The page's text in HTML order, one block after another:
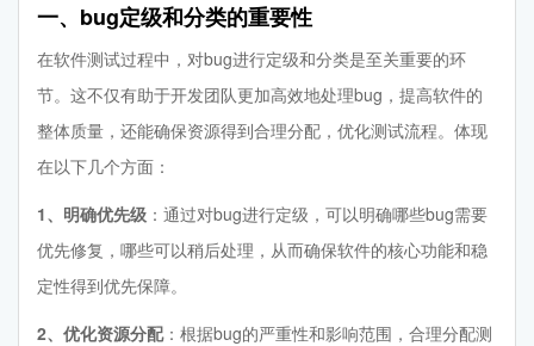
一、bug定级和分类的重要性
在软件测试过程中，对bug进行定级和分类是至关重要的环
节。这不仅有助于开发团队更加高效地处理bug，提高软件的
整体质量，还能确保资源得到合理分配，优化测试流程。体现
在以下几个方面：
1、明确优先级 ：通过对bug进行定级，可以明确哪些bug需要
优先修复，哪些可以稍后处理，从而确保软件的核心功能和稳
定性得到优先保障。
2、优化资源分配：根据bug的严重性和影响范围，合理分配测